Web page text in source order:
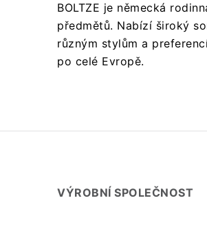
BOLTZE je německá
předmětů. Nabízí široký
různým stylům a
po celé Evropě.
VÝROBNÍ SPOLEČNOST